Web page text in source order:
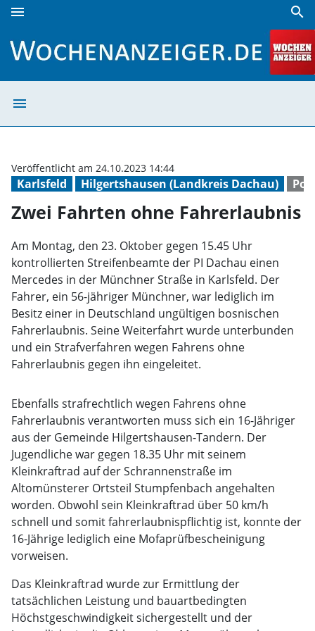
menu search
menu
Karlsfeld Hilgertshausen (Landkreis Dachau)
Veröffentlicht am 24.10.2023 14:44
Zwei Fahrten ohne Fahrerlaubnis
Am Montag, den 23. Oktober gegen 15.45 Uhr
kontrollierten Streifenbeamte der PI Dachau einen
Mercedes in der Münchner Straße in Karlsfeld. Der
Fahrer, ein 56-jähriger Münchner, war lediglich im
Besitz einer in Deutschland ungültigen bosnischen
Fahrerlaubnis. Seine Weiterfahrt wurde unterbunden
und ein Strafverfahren wegen Fahrens ohne
Fahrerlaubnis gegen ihn eingeleitet.
Ebenfalls strafrechtlich wegen Fahrens ohne
Fahrerlaubnis verantworten muss sich ein 16-Jähriger
aus der Gemeinde Hilgertshausen-Tandern. Der
Jugendliche war gegen 18.35 Uhr mit seinem
Kleinkraftrad auf der Schrannenstraße im
Altomünsterer Ortsteil Stumpfenbach angehalten
worden. Obwohl sein Kleinkraftrad über 50 km/h
schnell und somit fahrerlaubnispflichtig ist, konnte der
16-Jährige lediglich eine Mofaprüfbescheinigung
vorweisen.
Das Kleinkraftrad wurde zur Ermittlung der
tatsächlichen Leistung und bauartbedingten
Höchstgeschwindigkeit sichergestellt und der